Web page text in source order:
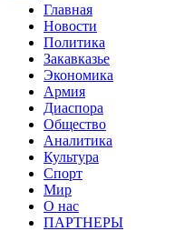
Главная
Новости
Политика
Закавказье
Экономика
Армия
Диаспора
Общество
Аналитика
Культура
Спорт
Мир
О нас
ПАРТНЕРЫ